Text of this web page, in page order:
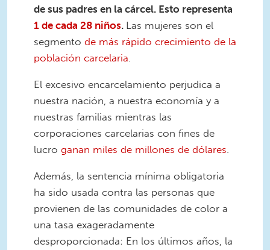
de sus padres en la cárcel. Esto representa
1 de cada 28 niños. Las mujeres son el
segmento de más rápido crecimiento de la
población carcelaria.
El excesivo encarcelamiento perjudica a
nuestra nación, a nuestra economía y a
nuestras familias mientras las
corporaciones carcelarias con fines de
lucro ganan miles de millones de dólares.
Además, la sentencia mínima obligatoria
ha sido usada contra las personas que
provienen de las comunidades de color a
una tasa exageradamente
desproporcionada: En los últimos años, la